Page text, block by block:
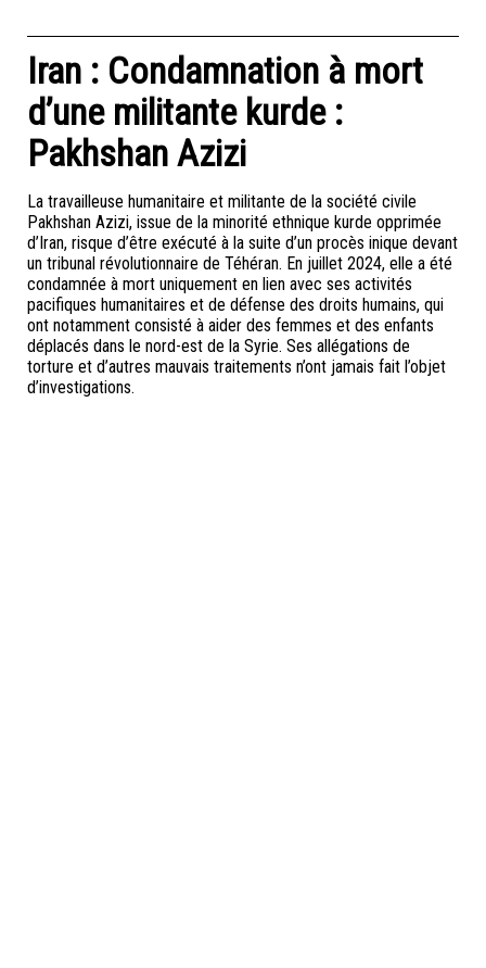
Iran : Condamnation à mort
d’une militante kurde :
Pakhshan Azizi
La travailleuse humanitaire et militante de la société civile
Pakhshan Azizi, issue de la minorité ethnique kurde opprimée
d’Iran, risque d’être exécuté à la suite d’un procès inique devant
un tribunal révolutionnaire de Téhéran. En juillet 2024, elle a été
condamnée à mort uniquement en lien avec ses activités
pacifiques humanitaires et de défense des droits humains, qui
ont notamment consisté à aider des femmes et des enfants
déplacés dans le nord-est de la Syrie. Ses allégations de
torture et d’autres mauvais traitements n’ont jamais fait l’objet
d’investigations.